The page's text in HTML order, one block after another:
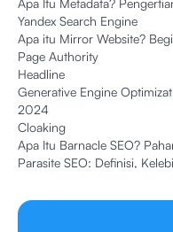
Apa Itu Metadata?
Yandex Search Engine
Apa itu Mirror Website?
Page Authority
Headline
Generative Engine
2024
Cloaking
Apa Itu Barnacle SEO?
Parasite SEO: Definisi,